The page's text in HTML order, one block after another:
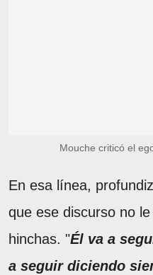
Mouche criticó el
En esa línea,
que ese discurso no
hinchas. "Él va a
a seguir diciendo